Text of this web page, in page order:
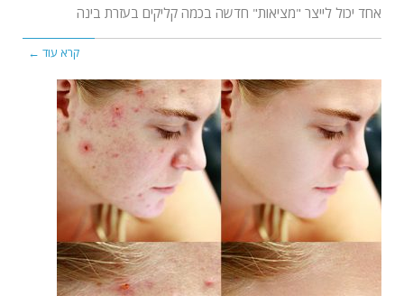
אחד יכול לייצר "מציאות" חדשה בכמה קליקים בעזרת בינה
קרא עוד ←